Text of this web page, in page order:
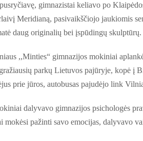
gimnazistai keliavo po
Meridianą, pasivaikščiojo jaukiomis
daug originalių bei įspūdingų skulptūrų.
,,Minties“ gimnazijos mokiniai
parkų Lietuvos pajūryje, kopė į
prie jūros, autobusas pajudėjo link
dalyvavo gimnazijos psichologės
pažinti savo emocijas, dalyvavo